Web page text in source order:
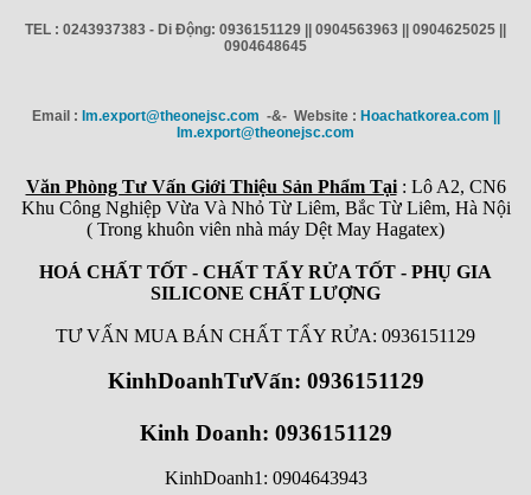
TEL : 0243937383 - Di Động: 0936151129 || 0904563963 || 0904625025 ||
0904648645
Email : Im.export@theonejsc.com -&- Website : Hoachatkorea.com ||
Im.export@theonejsc.com
Văn Phòng Tư Vấn Giới Thiệu Sản Phẩm Tại: Lô A2, CN6
Khu Công Nghiệp Vừa Và Nhỏ Từ Liêm, Bắc Từ Liêm, Hà Nội
( Trong khuôn viên nhà máy Dệt May Hagatex)
HOÁ CHẤT TỐT - CHẤT TẨY RỬA TỐT - PHỤ GIA
SILICONE CHẤT LƯỢNG
TƯ VẤN MUA BÁN CHẤT TẨY RỬA: 0936151129
KinhDoanhTưVấn: 0936151129
Kinh Doanh: 0936151129
KinhDoanh1: 0904643943